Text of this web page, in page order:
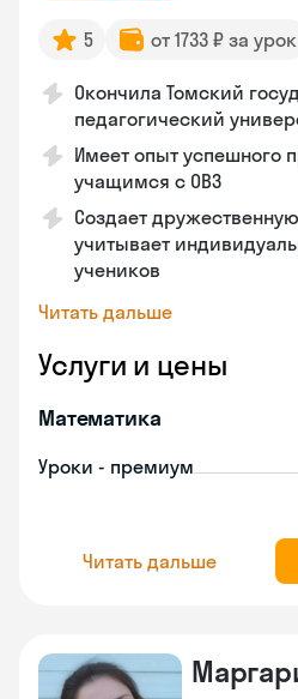
5 от 1733 ₽ за урок
Окончила Томский
педагогический
Имеет опыт успешного
учащимся с ОВЗ
Создает
учитывает
учеников
Читать дальше
Услуги и цены
Математика
Уроки - премиум
Читать дальше